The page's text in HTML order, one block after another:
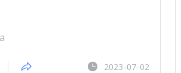
2023-07-02